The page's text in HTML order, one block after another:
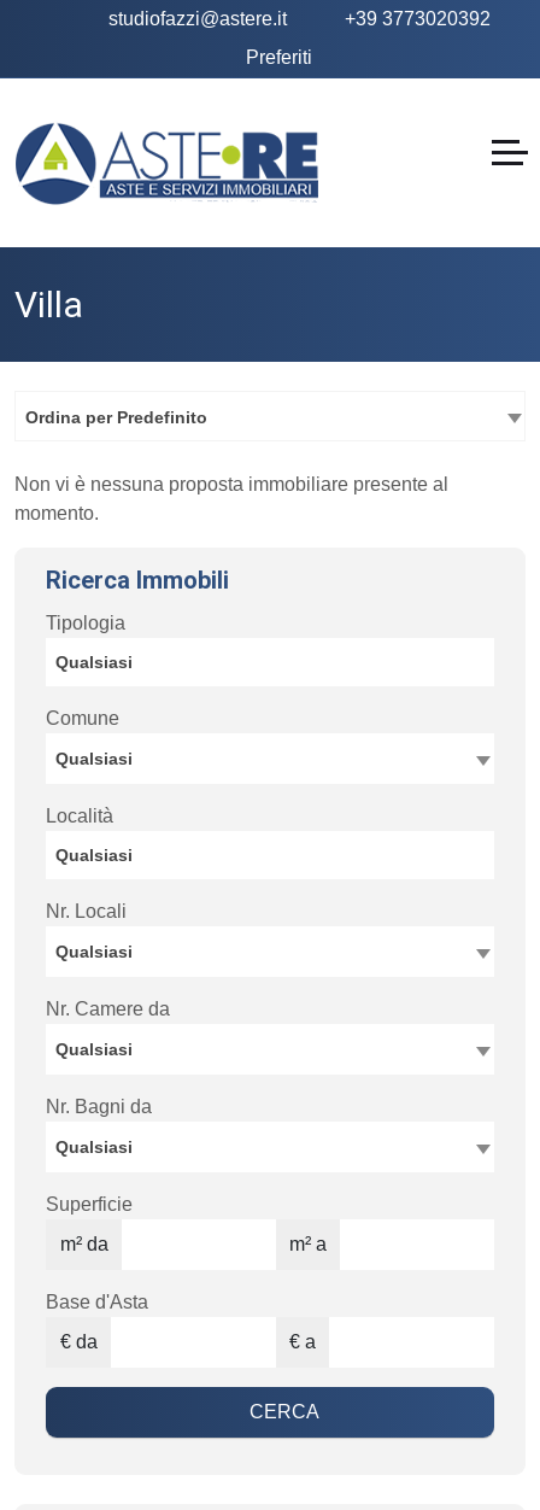
studiofazzi@astere.it
+39 3773020392
Preferiti
Villa
Ordina per Predefinito
Non vi è nessuna proposta immobiliare presente al
momento.
Ricerca Immobili
Tipologia
Comune
Qualsiasi
Località
Nr. Locali
Qualsiasi
Nr. Camere da
Qualsiasi
Nr. Bagni da
Qualsiasi
Superficie
m² da
m² a
Base d'Asta
€ da
€ a
CERCA